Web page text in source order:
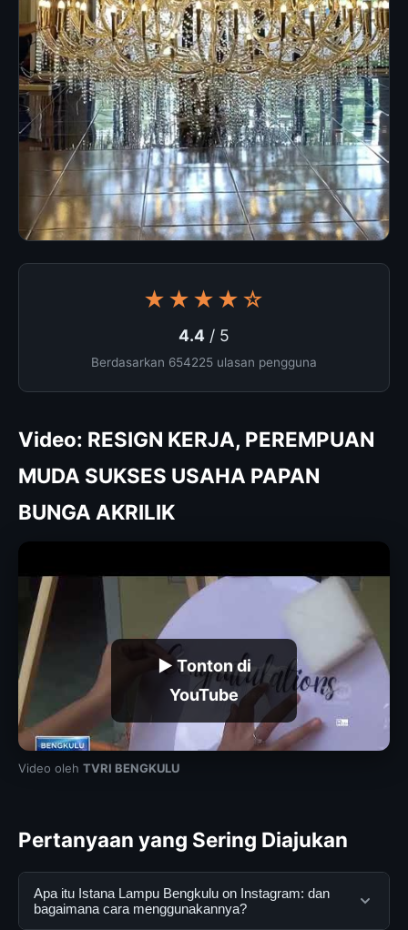
★★★★☆
4.4 / 5
Berdasarkan 654225 ulasan pengguna
Video: RESIGN KERJA, PEREMPUAN
MUDA SUKSES USAHA PAPAN
BUNGA AKRILIK
▶ Tonton di
YouTube
Video oleh TVRI BENGKULU
Pertanyaan yang Sering Diajukan
Apa itu Istana Lampu Bengkulu on Instagram: dan
bagaimana cara menggunakannya?